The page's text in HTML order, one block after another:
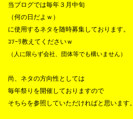
当ブログでは毎年３月中旬
（何の日だよｗ）
に使用するネタを随時募集しております。
ｺｿｰﾘ教えてくださいｗ
（人に限らず会社、団体等でも構いません）
尚、ネタの方向性としては
毎年祭りを開催しておりますので
そちらを参照していただければと思います。